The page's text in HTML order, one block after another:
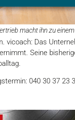
macht ihn zu
vicoach: Das
Seine
040 30 37 23